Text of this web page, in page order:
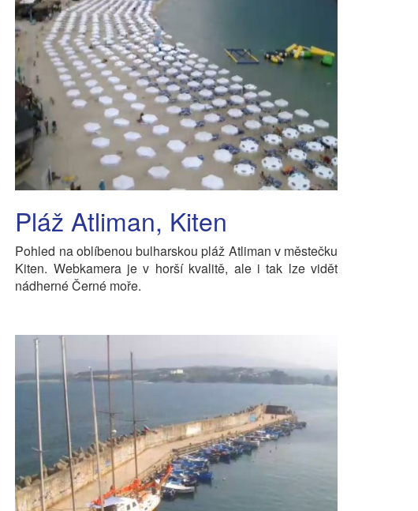
Pláž Atliman, Kiten
Pohled na oblíbenou bulharskou pláž Atliman v městečku
Kiten. Webkamera je v horší kvalitě, ale i tak lze vidět
nádherné Černé moře.